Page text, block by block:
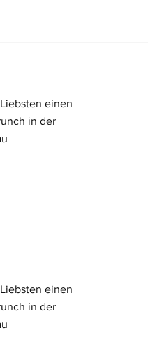
einen
in der
einen
in der